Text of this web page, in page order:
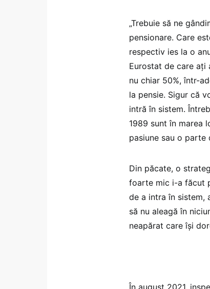
„Trebuie să ne
pensionare. Care
respectiv ies la o
Eurostat de care ați
nu chiar 50%, într-
la pensie. Sigur că
intră în sistem.
1989 sunt în marea
pasiune sau o
Din păcate, o
foarte mic i-a făcut
de a intra în sistem,
să nu aleagă în
neapărat care își
În august 2021,